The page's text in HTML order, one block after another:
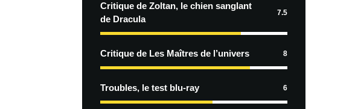
Critique de Zoltan, le chien sanglant
de Dracula
7.5
Critique de Les Maîtres de l’univers 8
Troubles, le test blu-ray 6